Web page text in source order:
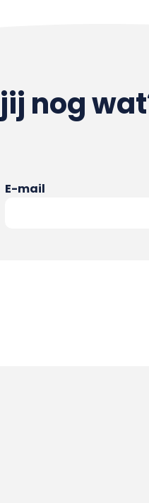
nog
E-mail